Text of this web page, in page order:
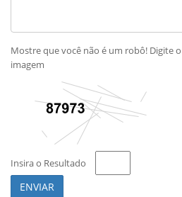
Mostre que você não é um robô! Digite
imagem
Insira o Resultado
ENVIAR